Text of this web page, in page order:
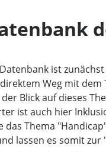
ist
Weg mit dem
Blick auf dieses
ist auch hier
das Thema
lassen es somit